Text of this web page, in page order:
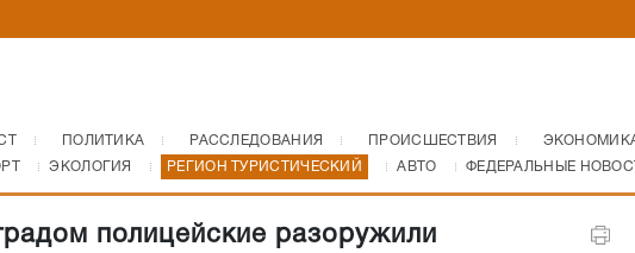
ПОЛИТИКА РАССЛЕДОВАНИЯ ПРОИСШЕСТВИЯ
ЭКОЛОГИЯ РЕГИОН ТУРИСТИЧЕСКИЙ АВТО ФЕДЕРАЛЬНЫЕ
полицейские разоружили